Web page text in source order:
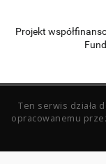
Projekt
Ten serwis działa
opracowanemu